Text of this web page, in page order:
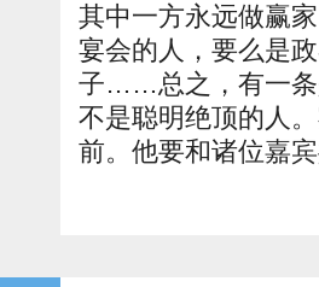
其中一方永远做赢
宴会的人，要么是
子……总之，有一条
不是聪明绝顶的人
前。他要和诸位嘉